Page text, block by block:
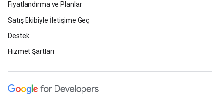
Fiyatlandırma ve Planlar
Satış Ekibiyle İletişime Geç
Destek
Hizmet Şartları